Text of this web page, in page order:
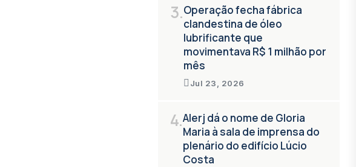
3.Operação fecha fábrica
clandestina de óleo
lubrificante que
movimentava R$ 1 milhão por
mês
Jul 23, 2026
4.Alerj dá o nome de Gloria
Maria à sala de imprensa do
plenário do edifício Lúcio
Costa